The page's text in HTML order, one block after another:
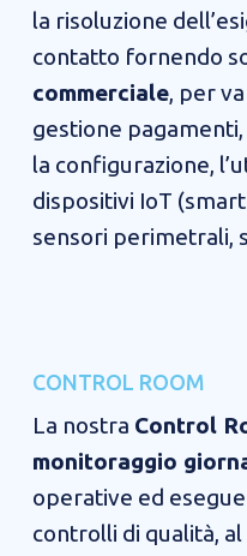
la risoluzione
contatto fornendo
commerciale, per
gestione pagamenti,
la configurazione,
dispositivi IoT
sensori perimetrali,
CONTROL ROOM
​La nostra Control
monitoraggio
operative ed
controlli di qualità,